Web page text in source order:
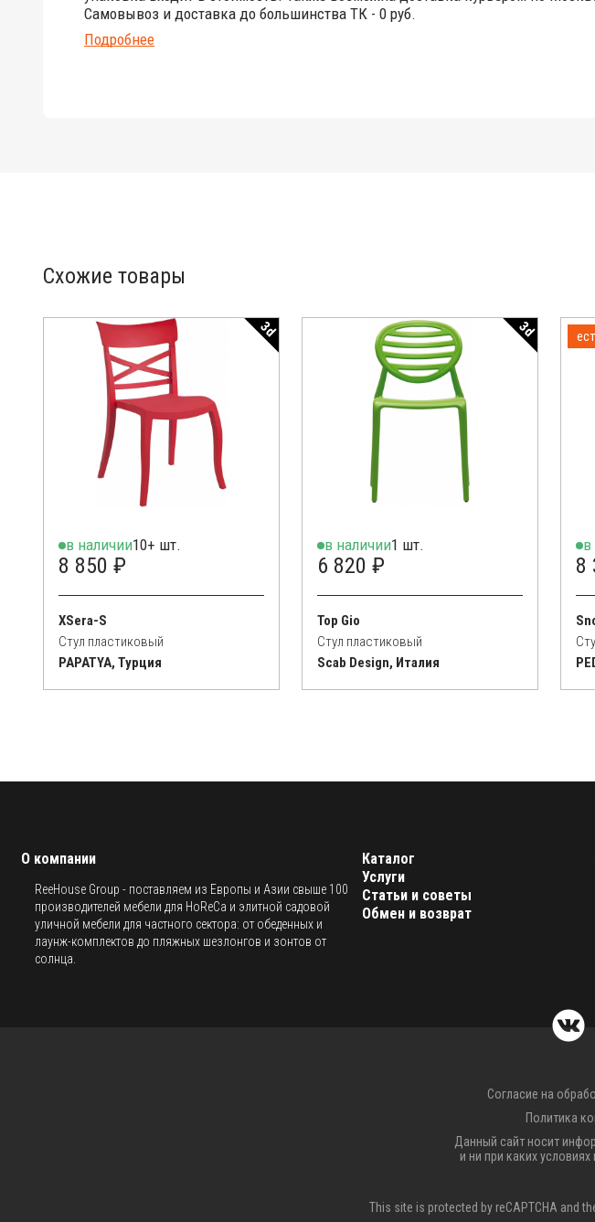
Самовывоз и доставка до большинства ТК - 0 руб.
Подробнее
Схожие товары
3d
в наличии10+ шт.
8 850 ₽
XSera-S
Стул пластиковый
PAPATYA, Турция
3d
в наличии1 шт.
6 820 ₽
Top Gio
Стул пластиковый
Scab Design, Италия
в
8
О компании
ReeHouse Group - поставляем из Европы и Азии свыше 100
производителей мебели для HoReCa и элитной садовой
уличной мебели для частного сектора: от обеденных и
лаунж-комплектов до пляжных шезлонгов и зонтов от
солнца.
Каталог
Услуги
Статьи и советы
Обмен и возврат
Согласие на
Политика
Данный сайт носит
и ни при каких
This site is protected by reCAPTCHA and